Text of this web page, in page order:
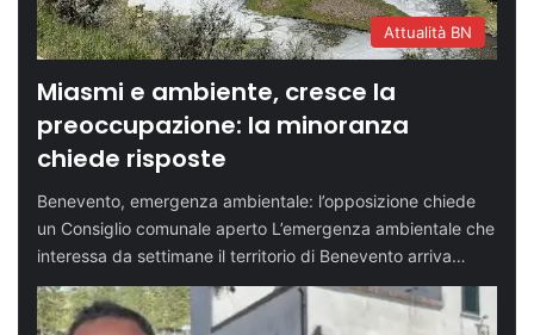
Attualità BN
Miasmi e ambiente, cresce la
preoccupazione: la minoranza
chiede risposte
Benevento, emergenza ambientale: l’opposizione chiede
un Consiglio comunale aperto L’emergenza ambientale che
interessa da settimane il territorio di Benevento arriva…